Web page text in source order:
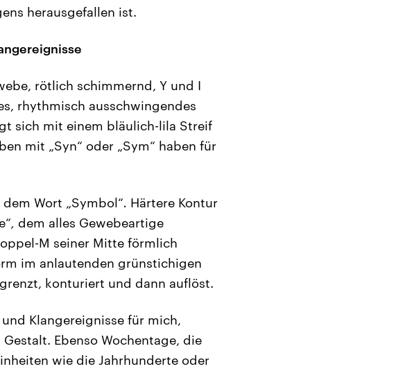
herausgefallen ist.
rötlich schimmernd, Y und I
rhythmisch ausschwingendes
sich mit einem bläulich-lila Streif
mit „Syn“ oder „Sym“ haben für
Wort „Symbol“. Härtere Kontur
, dem alles Gewebeartige
M seiner Mitte förmlich
im anlautenden grünstichigen
konturiert und dann auflöst.
Klangereignisse für mich,
Ebenso Wochentage, die
wie die Jahrhunderte oder